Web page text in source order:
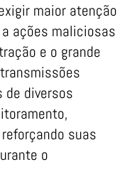
maior atenção
ações maliciosas
e o grande
de diversos
suas
o